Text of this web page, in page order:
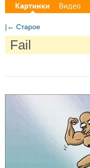
Картинки Видео
|← Старое
Fail